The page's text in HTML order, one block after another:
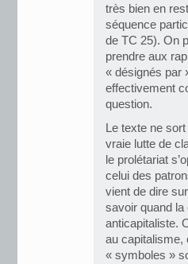
très bien en
séquence
de TC 25). On
prendre aux
« désignés par
effectivement
question.
Le texte ne
vraie lutte de
le prolétariat
celui des
vient de dire
savoir quand la
anticapitaliste.
au capitalisme,
« symboles »